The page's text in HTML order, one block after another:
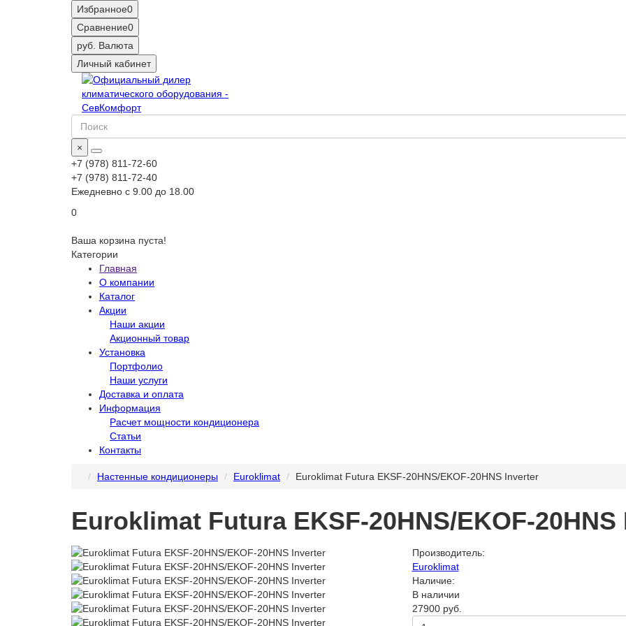
Избранное0
Сравнение0
руб. Валюта
Личный кабинет
×
+7 (978) 811-72-60
+7 (978) 811-72-40
Ежедневно с 9.00 до 18.00
0
Ваша корзина пуста!
Категории
Главная
О компании
Каталог
Акции
Наши акции
Акционный товар
Установка
Портфолио
Наши услуги
Доставка и оплата
Информация
Расчет мощности кондиционера
Статьи
Контакты
Настенные кондиционеры Euroklimat Euroklimat Futura EKSF-20HNS/EKOF-20HNS Inverter
Euroklimat Futura EKSF-20HNS/EKOF-
Производитель:
Euroklimat
Наличие:
В наличии
27900 руб.